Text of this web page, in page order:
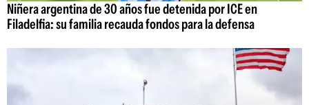
Niñera argentina de 30 años fue detenida por ICE en
Filadelfia: su familia recauda fondos para la defensa